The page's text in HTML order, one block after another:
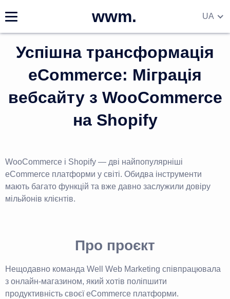
wwm.
EN
DE
UA
Успішна трансформація
eCommerce: Міграція
вебсайту з WooCommerce
на Shopify
WooCommerce і Shopify — дві найпопулярніші
eCommerce платформи у світі. Обидва інструменти
мають багато функцій та вже давно заслужили довіру
мільйонів клієнтів.
Про проєкт
Нещодавно команда Well Web Marketing співпрацювала
з онлайн-магазином, який хотів поліпшити
продуктивність своєї eCommerce платформи.